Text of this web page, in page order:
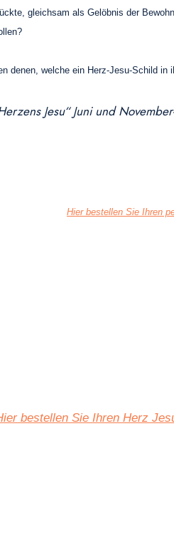
gleichsam als Gelöbnis der
denen, welche ein Herz-Jesu-Schild
Jesu“ Juni und
Hier bestellen Sie Ihren
bestellen Sie Ihren Herz